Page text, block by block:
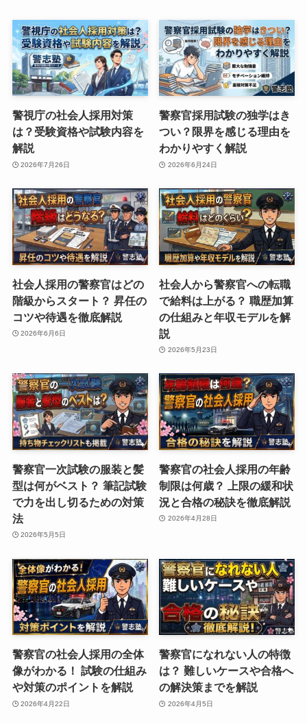
警視庁の社会人採用対策
は？受験資格や試験内容を
解説
2026年7月26日
警察官採用試験の独学はき
つい？限界を感じる理由を
わかりやすく解説
2026年6月24日
社会人採用の警察官はどの
階級からスタート？ 昇任の
コツや待遇を徹底解説
2026年6月6日
社会人から警察官への転職
で給料は上がる？ 職歴加算
の仕組みと年収モデルを解
説
2026年5月23日
警察官一次試験の服装と髪
型は何がベスト？ 筆記試験
で力を出し切るための対策
法
2026年5月5日
警察官の社会人採用の年齢
制限は何歳？ 上限の緩和状
況と合格の秘訣を徹底解説
2026年4月28日
警察官の社会人採用の全体
像がわかる！ 試験の仕組み
や対策のポイントを解説
2026年4月22日
警察官になれない人の特徴
は？ 難しいケースや合格へ
の解決策までを解説
2026年4月5日